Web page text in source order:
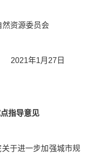
自然资源委员会
2021年1月27日
指导意见
于进一步加强城市规